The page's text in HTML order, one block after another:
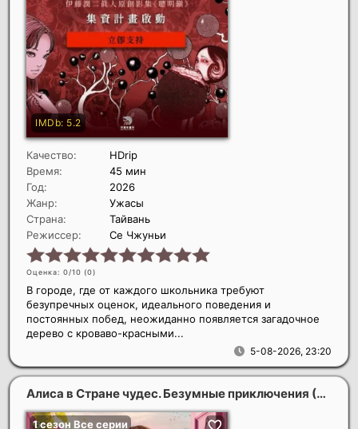
Качество:
HDrip
Время:
45 мин
Год:
2026
Жанр:
Ужасы
Страна:
Тайвань
Режиссер:
Се Чжуньи
Оценка: 0/10 (0)
5-08-2026, 23:20
В городе, где от каждого школьника требуют
безупречных оценок, идеального поведения и
постоянных побед, неожиданно появляется загадочное
дерево с кроваво-красными...
Алиса в Стране чудес. Безумные приключения (1 сезон)